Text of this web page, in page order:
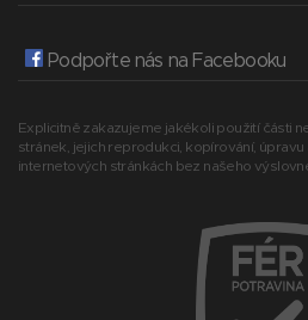
Podpořte nás na Facebooku
Explicitně zakazujeme jakékoli použití části
stránek, jejich reprodukci, kopírování, úpravu
internetových stránkách bez našeho